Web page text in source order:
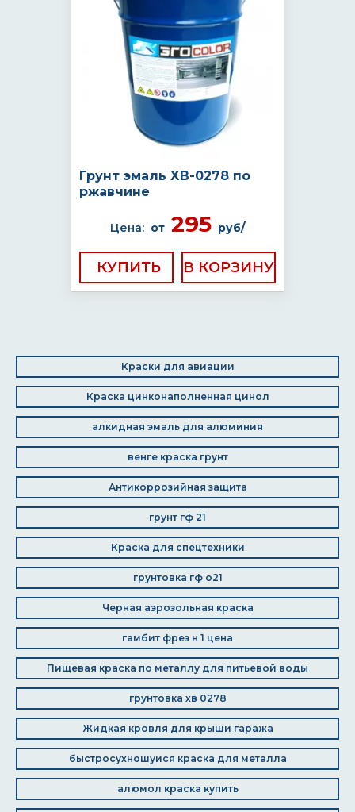
Грунт эмаль ХВ-0278 по
ржавчине
Цена: от 295 руб/
КУПИТЬ
Краски для авиации
Краска цинконаполненная цинол
алкидная эмаль для алюминия
венге краска грунт
Антикоррозийная защита
грунт гф 21
Краска для спецтехники
грунтовка гф о21
Черная аэрозольная краска
гамбит фрез н 1 цена
Пищевая краска по металлу для питьевой воды
грунтовка хв 0278
Жидкая кровля для крыши гаража
быстросухношуися краска для металла
алюмол краска купить